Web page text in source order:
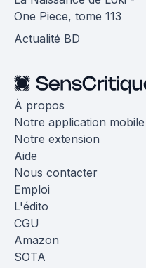
One Piece, tome 113
Actualité BD
À propos
Notre application mobile
Notre extension
Aide
Nous contacter
Emploi
L'édito
CGU
Amazon
SOTA